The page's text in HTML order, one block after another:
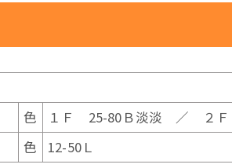
色
１Ｆ 25-80Ｂ淡淡 ／ ２Ｆ
色
12-50Ｌ